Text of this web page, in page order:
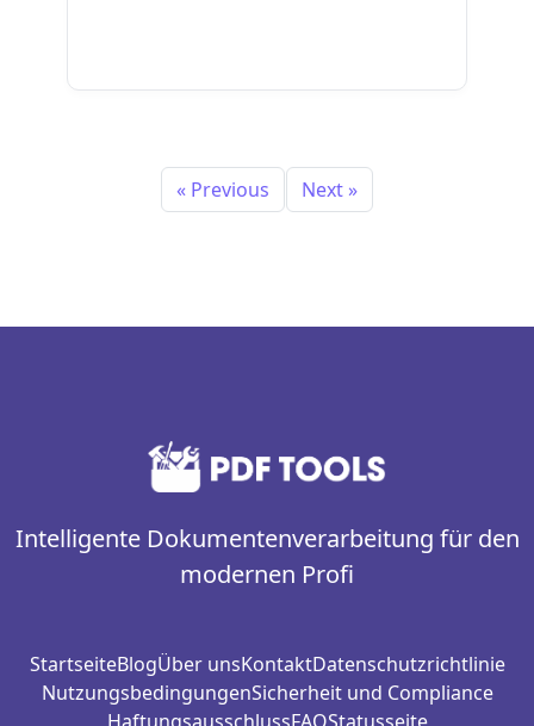
« Previous Next »
Intelligente Dokumentenverarbeitung für den
modernen Profi
StartseiteBlogÜber unsKontaktDatenschutzrichtlinie
NutzungsbedingungenSicherheit und Compliance